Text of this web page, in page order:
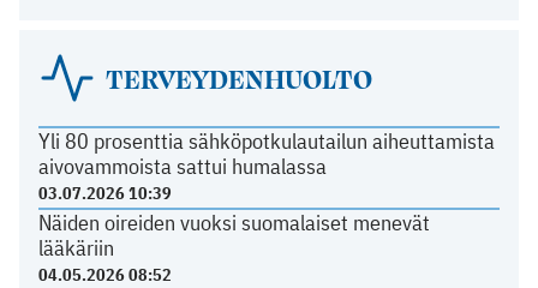
TERVEYDENHUOLTO
Yli 80 prosenttia sähköpotkulautailun aiheuttamista
aivovammoista sattui humalassa
03.07.2026 10:39
Näiden oireiden vuoksi suomalaiset menevät
lääkäriin
04.05.2026 08:52